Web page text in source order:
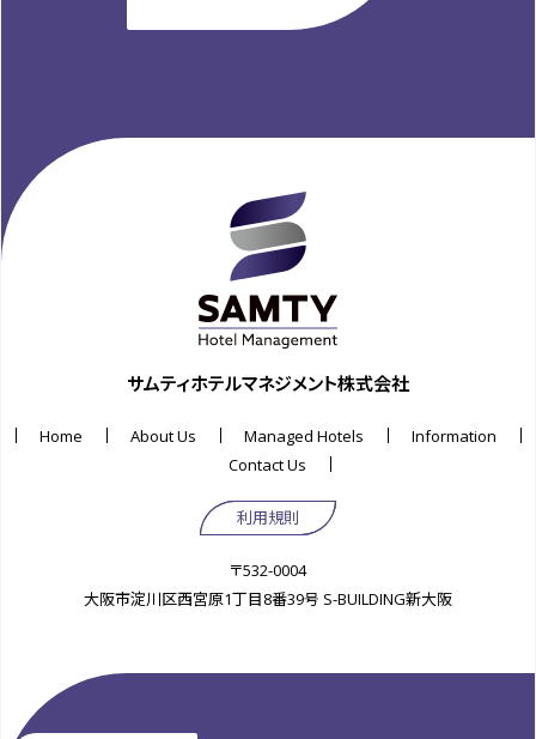
サムティホテルマネジメント株式会社
Home About Us Managed Hotels
Information
Contact Us
利用規則
〒532-0004
大阪市淀川区西宮原1丁目8番39号 S-BUILDING新大阪